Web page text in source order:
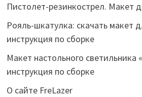
Пистолет-резинкострел. Макет
Рояль-шкатулка: скачать макет
инструкция по сборке
Макет настольного
инструкция по сборке
О сайте FreLazer